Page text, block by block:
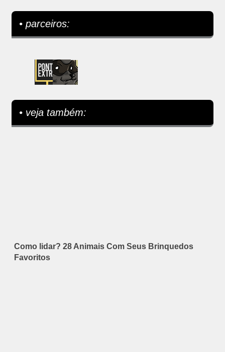
• parceiros:
• veja também:
Como lidar? 28 Animais Com Seus Brinquedos
Favoritos